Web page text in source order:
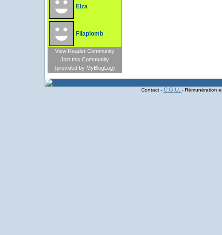
Elza
Filaplomb
View Reader Community
Join this Community
(provided by MyBlogLog)
Contact - C.G.U. - Rémunération